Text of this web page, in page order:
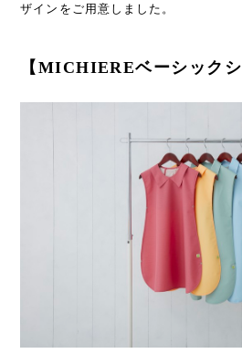
ザインをご用意しました。
【MICHIEREベーシックシ